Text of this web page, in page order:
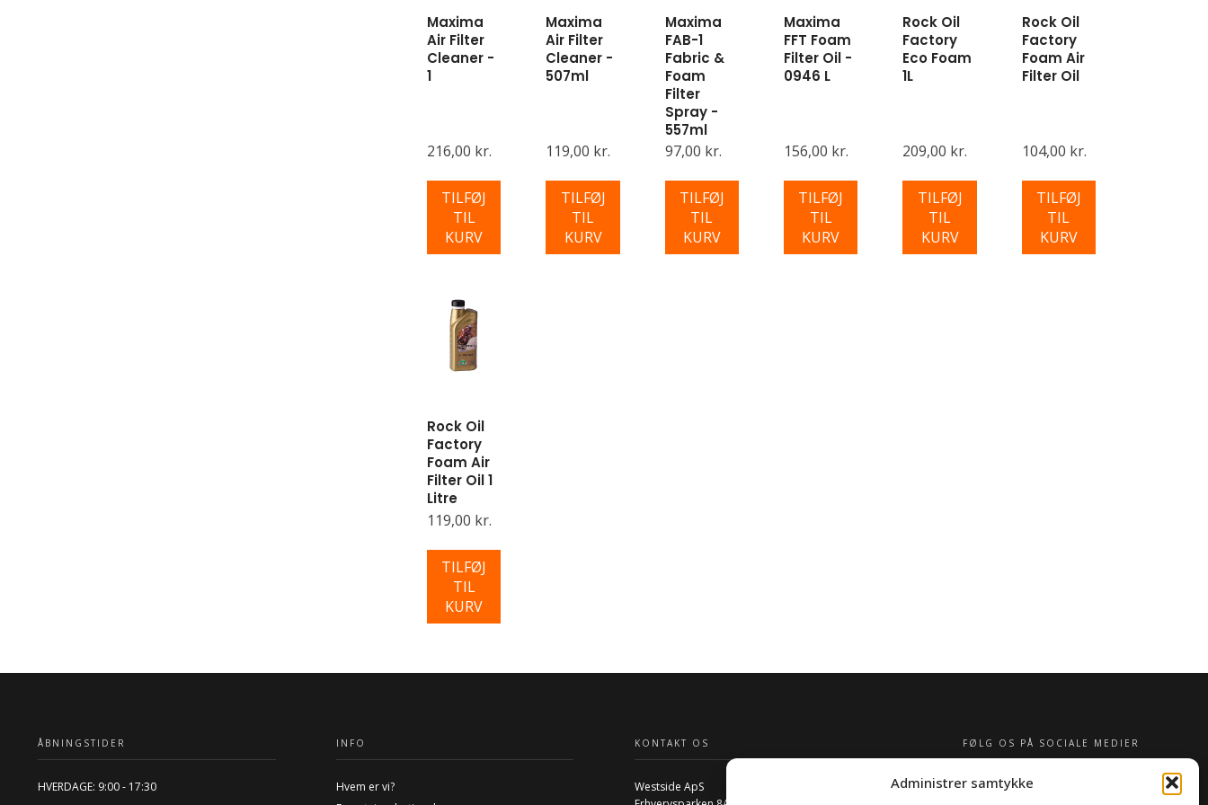
Administrer samtykke
Maxima
Air Filter
Cleaner -
1
216,00 kr.
TILFØJ
TIL
KURV
Maxima
Air Filter
Cleaner -
507ml
119,00 kr.
TILFØJ
TIL
KURV
Maxima
FAB-1
Fabric &
Foam
Filter
Spray -
557ml
97,00 kr.
TILFØJ
TIL
KURV
Maxima
FFT Foam
Filter Oil -
0946 L
156,00 kr.
TILFØJ
TIL
KURV
Rock Oil
Factory
Eco Foam
1L
209,00 kr.
TILFØJ
TIL
KURV
Rock Oil
Factory
Foam Air
Filter Oil
104,00 kr.
TILFØJ
TIL
KURV
Rock Oil
Factory
Foam Air
Filter Oil 1
Litre
119,00 kr.
TILFØJ
TIL
KURV
ÅBNINGSTIDER
HVERDAGE: 9:00 - 17:30
INFO
Hvem er vi?
KONTAKT OS
Westside ApS
FØLG OS PÅ SOCIALE MEDIER